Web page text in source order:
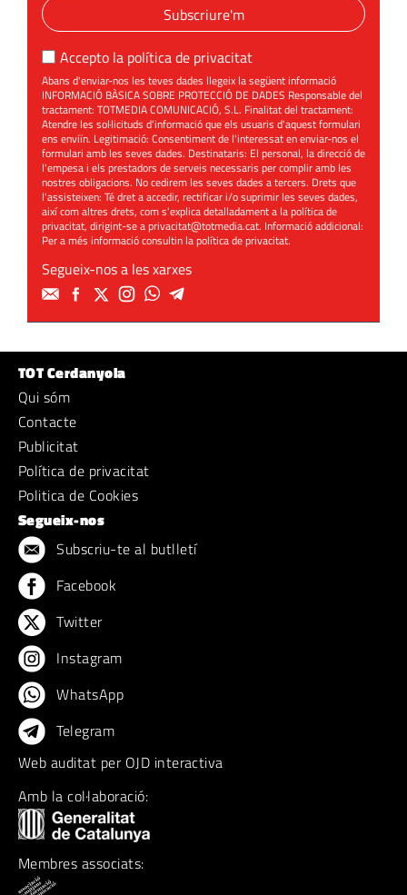
Subscriure'm
Accepto la política de privacitat
Abans d'enviar-nos les teves dades llegeix la següent informació
INFORMACIÓ BÀSICA SOBRE PROTECCIÓ DE DADES Responsable del
tractament: TOTMEDIA COMUNICACIÓ, S.L. Finalitat del tractament:
Atendre les sol·licituds d'informació que els usuaris d'aquest formulari
ens enviïn. Legitimació: Consentiment de l'interessat en enviar-nos el
formulari amb les seves dades. Destinataris: El personal, la direcció de
l'empesa i els prestadors de serveis necessaris per complir amb les
nostres obligacions. No cedirem les seves dades a tercers. Drets que
l'assisteixen: Té dret a accedir, rectificar i/o suprimir les seves dades,
així com altres drets, com s'explica detalladament a la política de
privacitat, dirigint-se aprivacitat@totmedia.cat. Informació addicional:
Per a més informació consultin lapolítica de privacitat.
Segueix-nos a les xarxes
TOT Cerdanyola
Qui sóm
Contacte
Publicitat
Política de privacitat
Politica de Cookies
Segueix-nos
Subscriu-te al butlletí
Facebook
Twitter
Instagram
WhatsApp
Telegram
Web auditat per OJD interactiva
Amb la col·laboració:
Membres associats: